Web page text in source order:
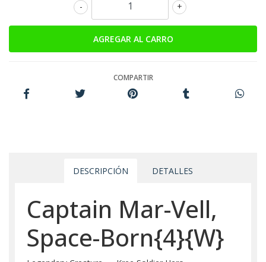
+
-
COMPARTIR
DESCRIPCIÓN DETALLES
Captain Mar-Vell,
Space-Born{4}{W}